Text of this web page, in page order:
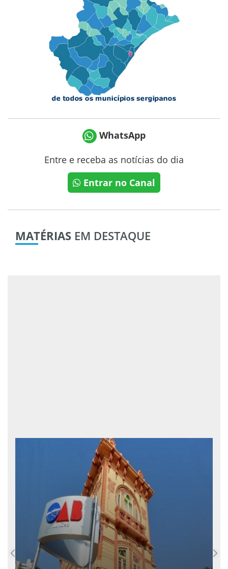
WhatsApp
Entre e receba as notícias do dia
Entrar no Canal
MATÉRIAS EM DESTAQUE